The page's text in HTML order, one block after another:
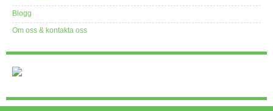
Blogg
Om oss & kontakta oss